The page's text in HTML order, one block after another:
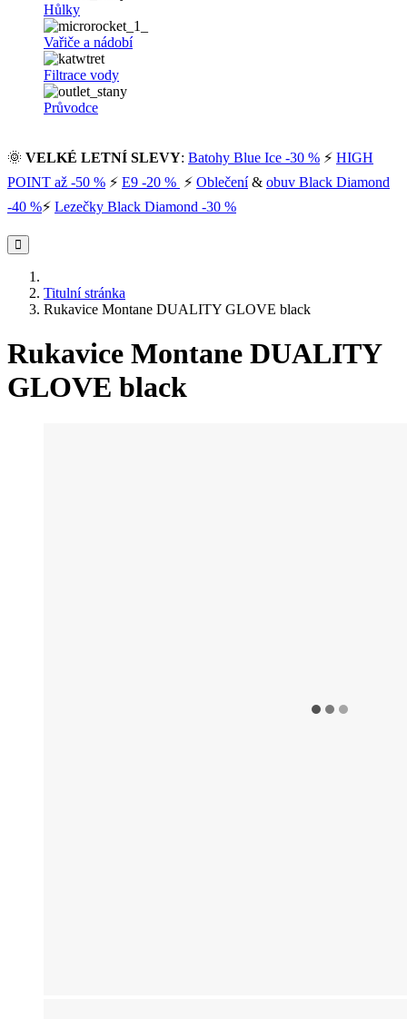
Hůlky
Vařiče a nádobí
Filtrace vody
Průvodce
🌞 VELKÉ LETNÍ SLEVY: Batohy Blue Ice -30 % ⚡ HIGH
POINT až -50 % ⚡ E9 -20 % ⚡ Oblečení& obuv Black Diamond
-40 %⚡ Lezečky Black Diamond -30 %
Titulní stránka
Rukavice Montane DUALITY GLOVE black
Rukavice Montane DUALITY
GLOVE black